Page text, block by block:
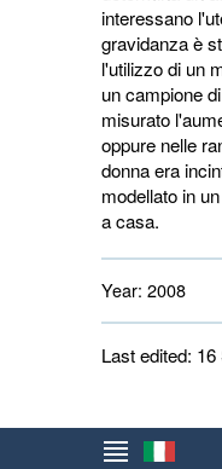
interessano
gravidanza è
l'utilizzo di un
un campione
misurato
oppure nelle
donna era
modellato in
a casa.
Year: 2008
Last edited: